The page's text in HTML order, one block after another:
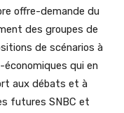
offre-demande du
des groupes de
de scénarios à
qui en
aux débats et à
futures SNBC et